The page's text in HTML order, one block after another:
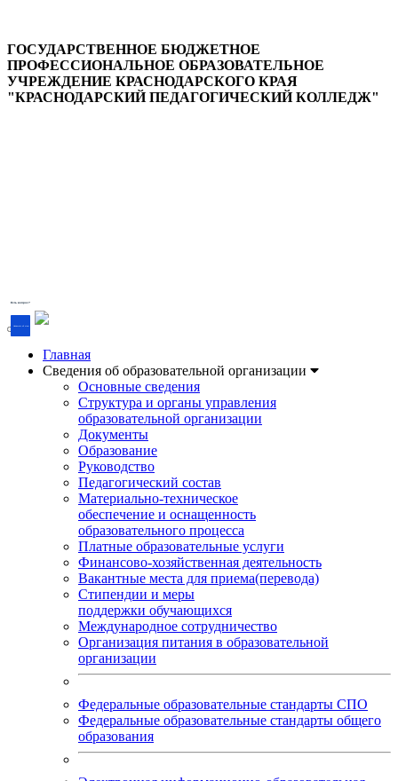
ГОСУДАРСТВЕННОЕ БЮДЖЕТНОЕ
ПРОФЕССИОНАЛЬНОЕ ОБРАЗОВАТЕЛЬНОЕ
УЧРЕЖДЕНИЕ КРАСНОДАРСКОГО КРАЯ
"КРАСНОДАРСКИЙ ПЕДАГОГИЧЕСКИЙ КОЛЛЕДЖ"
Есть вопрос?
Напишите об этом
Главная
Сведения об образовательной организации
Основные сведения
Структура и органы управления
образовательной организации
Документы
Образование
Руководство
Педагогический состав
Материально-техническое
обеспечение и оснащенность
образовательного процесса
Платные образовательные услуги
Финансово-хозяйственная деятельность
Вакантные места для приема(перевода)
Стипендии и меры
поддержки обучающихся
Международное сотрудничество
Организация питания в образовательной
организации
Федеральные образовательные стандарты СПО
Федеральные образовательные стандарты общего
образования